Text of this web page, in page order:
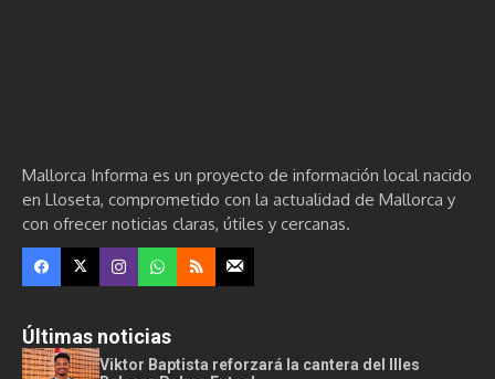
Mallorca Informa es un proyecto de información local nacido
en Lloseta, comprometido con la actualidad de Mallorca y
con ofrecer noticias claras, útiles y cercanas.
Últimas noticias
Viktor Baptista reforzará la cantera del Illes